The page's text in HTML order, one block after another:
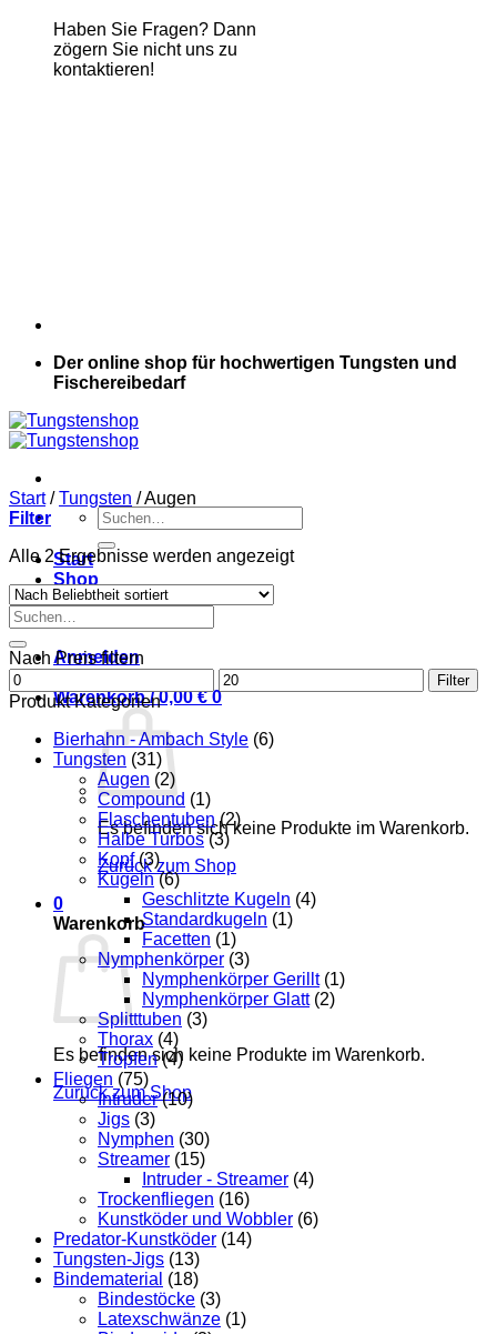
Haben Sie Fragen? Dann
zögern Sie nicht uns zu
kontaktieren!
Der online shop für hochwertigen Tungsten und
Fischereibedarf
Suche
nach:
Start
Shop
Kontakt
Mein Konto
Anmelden
Warenkorb /0,00€ 0
Es befinden sich keine Produkte im Warenkorb.
Zurück zum Shop
0
Warenkorb
Es befinden sich keine Produkte im Warenkorb.
Zurück zum Shop
Start / Tungsten /Augen
Filter
Alle 2 Ergebnisse werden angezeigtNach
Suche
nach:
Nach Preis filtern
Min.
Preis
Max.
Preis
Filter
Produkt Kategorien
Bierhahn - Ambach Style (6)
Tungsten (31)
Augen (2)
Compound (1)
Flaschentuben (2)
Halbe Turbos (3)
Kopf (3)
Kugeln (6)
Geschlitzte Kugeln (4)
Standardkugeln (1)
Facetten (1)
Nymphenkörper (3)
Nymphenkörper Gerillt (1)
Nymphenkörper Glatt (2)
Splitttuben (3)
Thorax (4)
Tropfen (4)
Fliegen (75)
Intruder (10)
Jigs (3)
Nymphen (30)
Streamer (15)
Intruder - Streamer (4)
Trockenfliegen (16)
Kunstköder und Wobbler (6)
Predator-Kunstköder (14)
Tungsten-Jigs (13)
Bindematerial (18)
Bindestöcke (3)
Latexschwänze (1)